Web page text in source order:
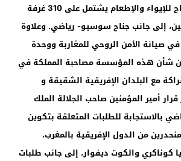
والمرشدات، على جناح للإيواء والإطعام يشتمل على 310 غرفة
إلى جانب جناح سوسيو- رياضي. وعلاوة
صيانة الأمن الروحي للمغاربة ووحدة
شأن هذه المؤسسة مصاحبة المملكة في
مع البلدان الإفريقية الشقيقة و
أمير المؤمنين صاحب الجلالة الملك
بالاستجابة للطلبات المتعلقة بتكوين
من الدول الإفريقية بالمغرب،
كوناكري والكوت ديفوار، إلى جانب طلبات